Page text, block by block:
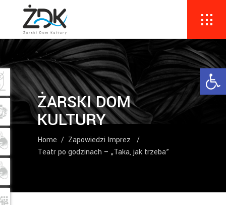
ŻARSKI DOM
KULTURY
Home / Zapowiedzi Imprez
/
Teatr po godzinach – „Taka, jak trzeba”